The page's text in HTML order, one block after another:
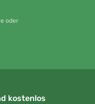
oder
kostenlos